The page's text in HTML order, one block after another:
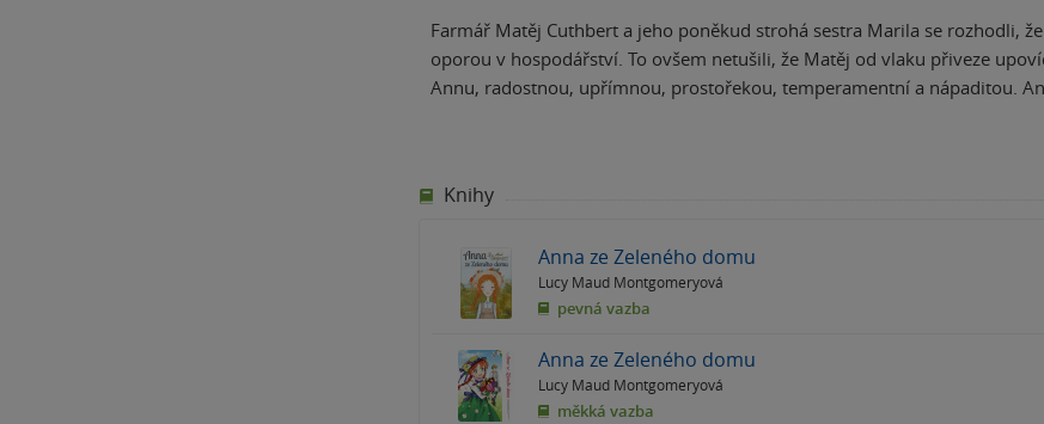
Farmář Matěj Cuthbert a jeho poněkud strohá sestra Marila se rozhodli,
oporou v hospodářství. To ovšem netušili, že Matěj od vlaku přiveze
Annu, radostnou, upřímnou, prostořekou, temperamentní a nápaditou.
Knihy
Anna ze Zeleného domu
Lucy Maud Montgomeryová
pevná vazba
Anna ze Zeleného domu
Lucy Maud Montgomeryová
měkká vazba